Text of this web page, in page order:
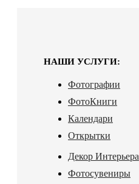
НАШИ УСЛУГИ:
Фотографии
ФотоКниги
Календари
Открытки
Декор Интерьера
Фотосувениры